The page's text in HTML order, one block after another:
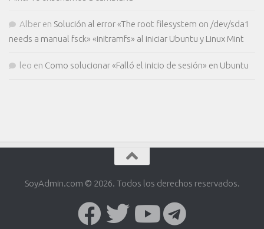
Alber en Solución al error «The root filesystem on /dev/sda1
needs a manual fsck» «initramfs» al iniciar Ubuntu y Linux Mint
leo en Como solucionar «Falló el inicio de sesión» en Ubuntu
SoyAdmin.com © 2026. Todos los derechos reservados.